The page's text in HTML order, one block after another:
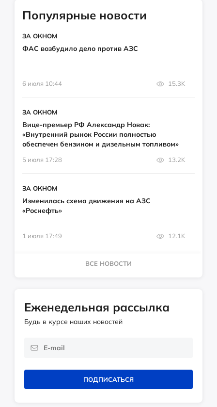
Популярные новости
ЗА ОКНОМ
ФАС возбудило дело против АЗС
6 июля 10:44 15.3K
ЗА ОКНОМ
Вице-премьер РФ Александр Новак:
«Внутренний рынок России полностью
обеспечен бензином и дизельным топливом»
5 июля 17:28 13.2K
ЗА ОКНОМ
Изменилась схема движения на АЗС
«Роснефть»
1 июля 17:49 12.1K
ВСЕ НОВОСТИ
Еженедельная рассылка
Будь в курсе наших новостей
ПОДПИСАТЬСЯ